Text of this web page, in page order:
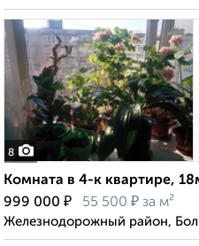
8
Комната в 4-к квартире,
999 000 ₽ 55 500 ₽ за м²
Железнодорожный район,